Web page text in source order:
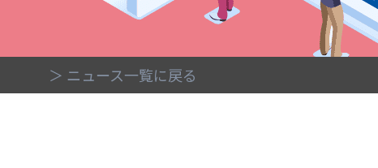
＞ ニュース一覧に戻る